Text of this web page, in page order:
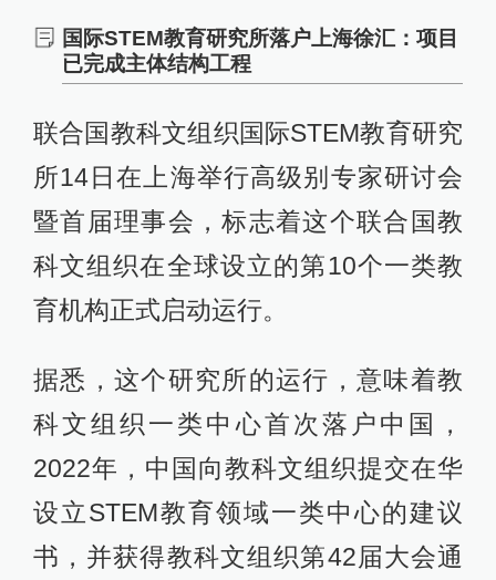
国际STEM教育研究所落户上海徐汇：项目
已完成主体结构工程
联合国教科文组织国际STEM教育研究
所14日在上海举行高级别专家研讨会
暨首届理事会，标志着这个联合国教
科文组织在全球设立的第10个一类教
育机构正式启动运行。
据悉，这个研究所的运行，意味着教
科文组织一类中心首次落户中国，
2022年，中国向教科文组织提交在华
设立STEM教育领域一类中心的建议
书，并获得教科文组织第42届大会通